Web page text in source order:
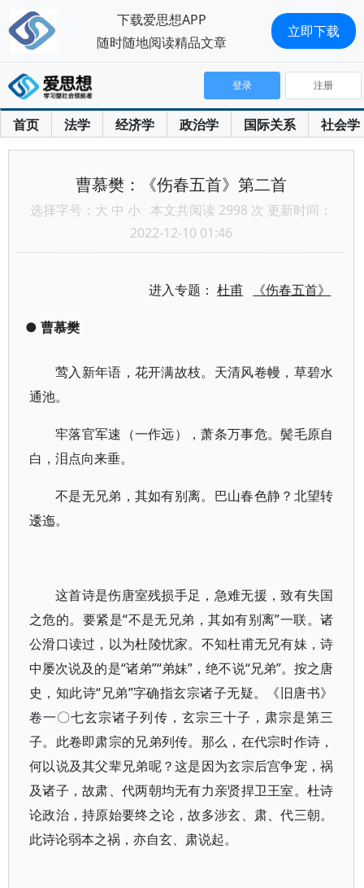
首页 法学 经济学 政治学 国际关系 社会学
登录 注册
曹慕樊：《伤春五首》第二首
选择字号： 大 中 小 本文共阅读 2998 次 更新时间：
2022-12-10 01:46
进入专题：杜甫 《伤春五首》
● 曹慕樊
莺入新年语，花开满故枝。天清风卷幔，草碧水
通池。
牢落官军速（一作远），萧条万事危。鬓毛原自
白，泪点向来垂。
不是无兄弟，其如有别离。巴山春色静？北望转
逶迤。
这首诗是伤唐室残损手足，急难无援，致有失国
之危的。要紧是“不是无兄弟，其如有别离”一联。诸
公滑口读过，以为杜陵忧家。不知杜甫无兄有妹，诗
中屡次说及的是“诸弟”“弟妹”，绝不说“兄弟”。按之唐
史，知此诗“兄弟”字确指玄宗诸子无疑。《旧唐书》
卷一〇七玄宗诸子列传，玄宗三十子，肃宗是第三
子。此卷即肃宗的兄弟列传。那么，在代宗时作诗，
何以说及其父辈兄弟呢？这是因为玄宗后宫争宠，祸
及诸子，故肃、代两朝均无有力亲贤捍卫王室。杜诗
论政治，持原始要终之论，故多涉玄、肃、代三朝。
此诗论弱本之祸，亦自玄、肃说起。
下载爱思想APP
随时随地阅读精品文章
立即下载